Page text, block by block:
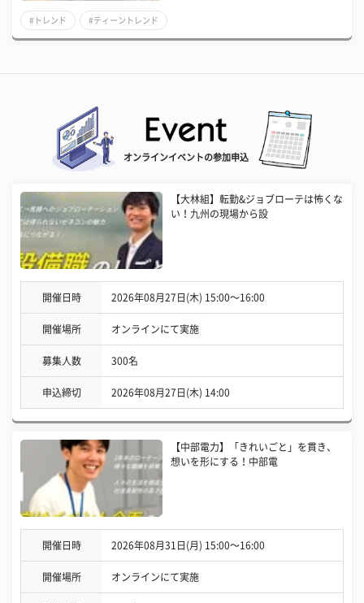
#トレンド #ティーントレンド
オンラインイベントの参加申込
【大林組】転勤&ジョブローテは怖くな
い！九州の現場から設
開催日時 2026年08月27日(木) 15:00〜16:00
開催場所 オンラインにて実施
募集人数 300名
申込締切 2026年08月27日(木) 14:00
【中部電力】「きれいごと」を貫き、
想いを形にする！中部電
開催日時 2026年08月31日(月) 15:00〜16:00
開催場所 オンラインにて実施